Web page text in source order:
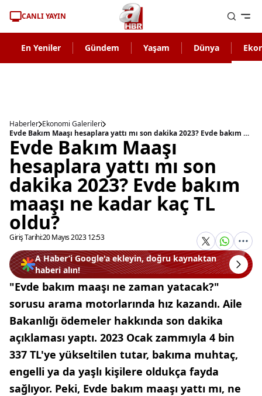
CANLI YAYIN
En Yeniler Gündem Yaşam Dünya
Haberler Ekonomi Galerileri
Evde Bakım Maaşı hesaplara yattı mı son dakika 2023? Evde bakım maaşı ne kadar kaç TL oldu?
Evde Bakım Maaşı
hesaplara yattı mı son
dakika 2023? Evde bakım
maaşı ne kadar kaç TL
oldu?
Giriş Tarihi:20 Mayıs 2023 12:53
A Haber’i Google'a ekleyin, doğru kaynaktan
haberi alın!
"Evde bakım maaşı ne zaman yatacak?"
sorusu arama motorlarında hız kazandı. Aile
Bakanlığı ödemeler hakkında son dakika
açıklaması yaptı. 2023 Ocak zammıyla 4 bin
337 TL'ye yükseltilen tutar, bakıma muhtaç,
engelli ya da yaşlı kişilere oldukça fayda
sağlıyor. Peki, Evde bakım maaşı yattı mı, ne